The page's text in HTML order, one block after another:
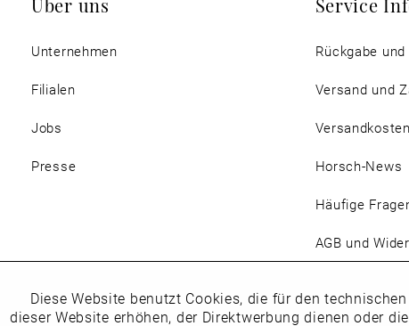
Unternehmen
Filialen
Jobs
Presse
Rückgabe
Versand und
Versandkosten
Horsch-News
Häufige
AGB und
Funktionale
Diese Website benutzt Cookies, die für den
dieser Website erhöhen, der Direktwerbung dienen oder